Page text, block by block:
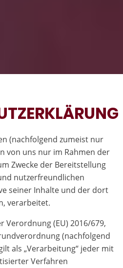
(nachfolgend zumeist nur
von uns nur im Rahmen der
Zwecke der Bereitstellung
nutzerfreundlichen
seiner Inhalte und der dort
verarbeitet.
Verordnung (EU) 2016/679,
(nachfolgend
als „Verarbeitung“ jeder mit
Verfahren